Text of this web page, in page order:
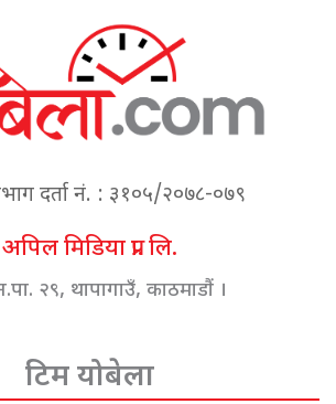
दर्ता नं. : ३१०५/२०७८-०७९
अपिल मिडिया प्रा. लि.
२९, थापागाउँ, काठमाडौं ।
टिम योबेला